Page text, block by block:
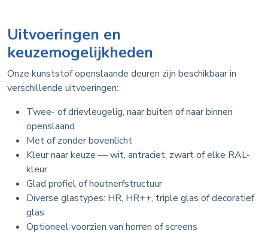
Uitvoeringen en
keuzemogelijkheden
Onze kunststof openslaande deuren zijn beschikbaar in
verschillende uitvoeringen:
Twee- of drievleugelig, naar buiten of naar binnen
openslaand
Met of zonder bovenlicht
Kleur naar keuze — wit, antraciet, zwart of elke RAL-
kleur
Glad profiel of houtnerfstructuur
Diverse glastypes: HR, HR++, triple glas of decoratief
glas
Optioneel voorzien van horren of screens